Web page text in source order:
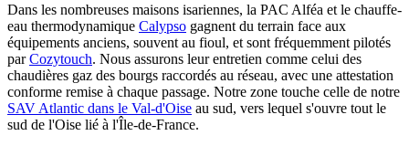
Dans les nombreuses maisons isariennes, la PAC Alféa et le chauffe-
eau thermodynamique Calypso gagnent du terrain face aux
équipements anciens, souvent au fioul, et sont fréquemment pilotés
parCozytouch. Nous assurons leur entretien comme celui des
chaudières gaz des bourgs raccordés au réseau, avec une attestation
conforme remise à chaque passage. Notre zone touche celle de notre
SAV Atlantic dans le Val-d'Oise au sud, vers lequel s'ouvre tout le
sud de l'Oise lié à l'Île-de-France.